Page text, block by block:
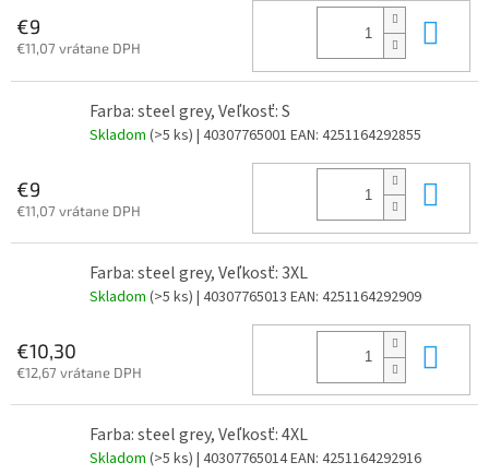
€9
€11,07 vrátane DPH
Farba: steel grey, Veľkosť: S
Skladom (>5 ks) | 40307765001 EAN: 4251164292855
€9
€11,07 vrátane DPH
Farba: steel grey, Veľkosť: 3XL
Skladom (>5 ks) | 40307765013 EAN: 4251164292909
€10,30
€12,67 vrátane DPH
Farba: steel grey, Veľkosť: 4XL
Skladom (>5 ks) | 40307765014EAN: 4251164292916